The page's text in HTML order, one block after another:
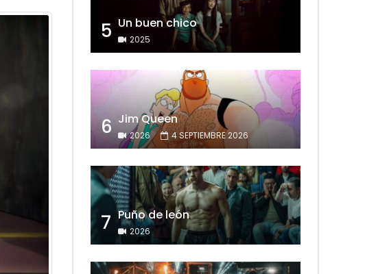
5 Un buen chico
2025
6 Jim Queen
2026 4 SEPTIEMBRE 2026
7 Puño de león
2026